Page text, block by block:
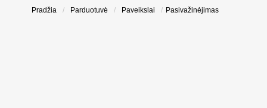
Pradžia / Parduotuvė / Paveikslai / Pasivažinėjimas